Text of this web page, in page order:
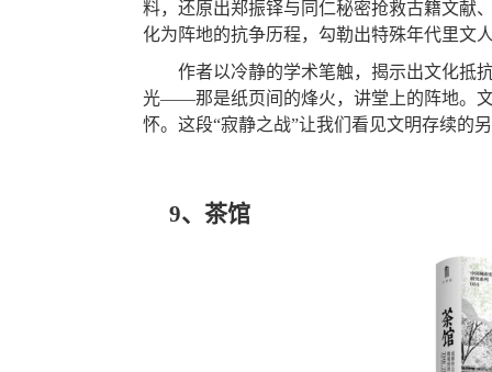
料，还原出郑振铎与同仁秘密抢救古籍文献
化为阵地的抗争历程，勾勒出特殊年代里文
作者以冷静的学术笔触，揭示出文化抵
光——那是纸页间的烽火，讲堂上的阵地。
怀。这段“寂静之战”让我们看见文明存续的
9、 茶馆